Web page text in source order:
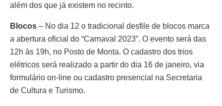
além dos que já existem no recinto.
Blocos – No dia 12 o tradicional desfile de blocos marca
a abertura oficial do “Carnaval 2023”. O evento será das
12h às 19h, no Posto de Monta. O cadastro dos trios
elétricos será realizado a partir do dia 16 de janeiro, via
formulário on-line ou cadastro presencial na Secretaria
de Cultura e Turismo.